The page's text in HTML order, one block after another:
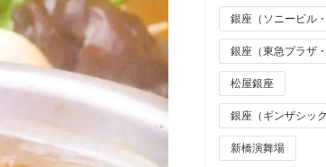
銀座（ソニービル
銀座（東急プラザ
松屋銀座
銀座（ギンザシッ
新橋演舞場